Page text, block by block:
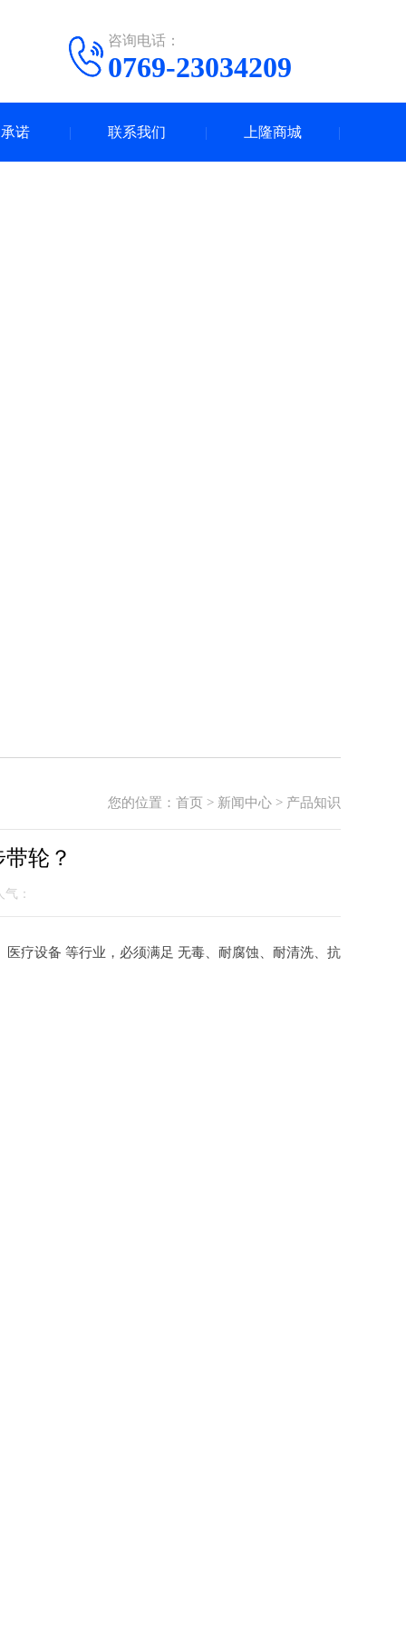
咨询电话：
0769-23034209
诺 联系我们 上隆商城
您的位置： 首页 > 新闻中心 > 产品知识
轮？
：
疗设备 等行业，必须满足 无毒、耐腐蚀、耐清洗、抗